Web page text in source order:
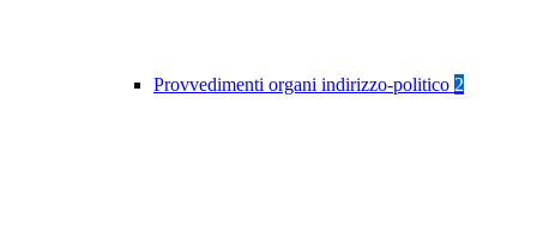
Provvedimenti organi indirizzo-politico 2